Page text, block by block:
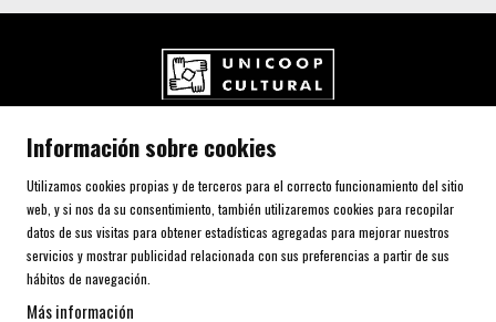
Carrer de l'Aurora, 80 (Plaça de Cal Font)
Telf. 93 805 00 75
AVISO LEGAL Y POLÍTICA DE PRIVACIDAD
Información sobre cookies
Utilizamos cookies propias y de terceros para el correcto funcionamiento del sitio
web, y si nos da su consentimiento, también utilizaremos cookies para recopilar
datos de sus visitas para obtener estadísticas agregadas para mejorar nuestros
servicios y mostrar publicidad relacionada con sus preferencias a partir de sus
hábitos de navegación.
Más información